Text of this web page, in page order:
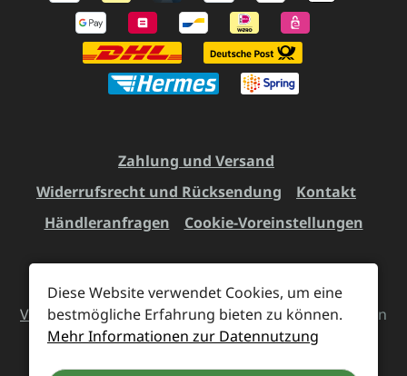
Zahlung und Versand
Widerrufsrecht und Rücksendung
Kontakt
Händleranfragen
Cookie-Voreinstellungen
Alle Preise inkl. gesetzl. Mehrwertsteuer zzgl.
Versandkostenund ggf. Nachnahmegebühren, wenn
nicht anders angegeben.
Diese Website verwendet Cookies, um eine
bestmögliche Erfahrung bieten zu können.
Mehr Informationen zur Datennutzung